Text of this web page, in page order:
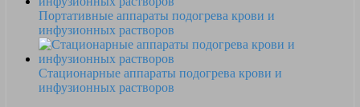
Портативные аппараты подогрева крови и
инфузионных растворов
Стационарные аппараты подогрева крови и
инфузионных растворов